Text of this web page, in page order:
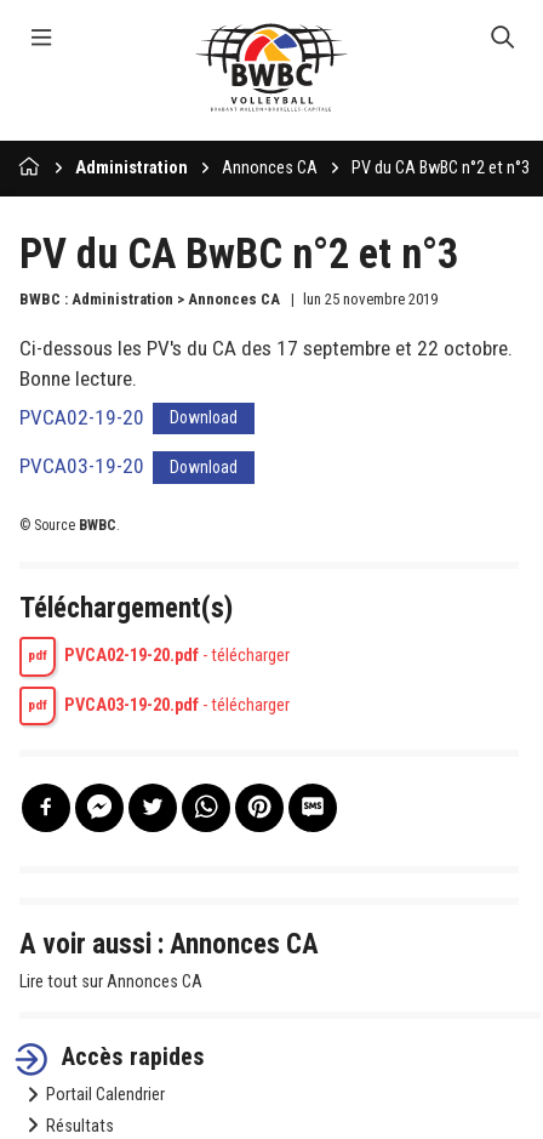
Administration Annonces CA PV du CA BwBC n°2 et n°3
PV du CA BwBC n°2 et n°3
BWBC : Administration > Annonces CA lun 25 novembre 2019
Ci-dessous les PV's du CA des 17 septembre et 22 octobre.
Bonne lecture.
PVCA02-19-20
Download
PVCA03-19-20 Download
© Source BWBC.
Téléchargement(s)
pdf PVCA02-19-20.pdf-télécharger
pdf PVCA03-19-20.pdf-télécharger
A voir aussi : Annonces CA
Lire tout sur Annonces CA
Accès rapides
Portail Calendrier
Résultats